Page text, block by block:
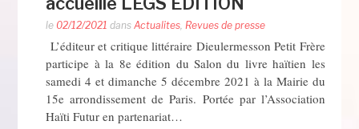
le 02/12/2021 dansActualites,Revues de presse
L’éditeur et critique littéraire Dieulermesson Petit Frère
participe à la 8e édition du Salon du livre haïtien les
samedi 4 et dimanche 5 décembre 2021 à la Mairie du
15e arrondissement de Paris. Portée par l’Association
Haïti Futur en partenariat…